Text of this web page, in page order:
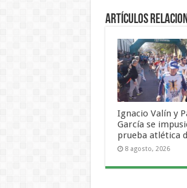
Artículos
Ignacio Valín y
García se
prueba atlética
8 agosto, 2026